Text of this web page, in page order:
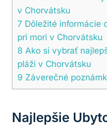
v Chorvátsku
7 Dôležité informácie
pri mori v Chorvátsku
8 Ako si vybrať
pláži v Chorvátsku
9 Záverečné
Najlepšie